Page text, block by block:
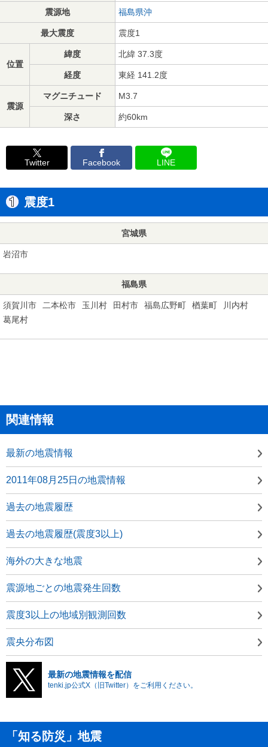
震源地 福島県沖
最大震度 震度1
位置
緯度 北緯 37.3度
経度 東経 141.2度
震源
マグニチュード M3.7
深さ 約60km
Twitter Facebook LINE
震度1
宮城県
岩沼市
福島県
須賀川市 二本松市 玉川村 田村市 福島広野町 楢葉町
川内村
葛尾村
関連情報
最新の地震情報
2011年08月25日の地震情報
過去の地震履歴
過去の地震履歴(震度3以上)
海外の大きな地震
震源地ごとの地震発生回数
震度3以上の地域別観測回数
震央分布図
最新の地震情報を配信
tenki.jp公式X（旧Twitter）をご利用ください。
「知る防災」地震